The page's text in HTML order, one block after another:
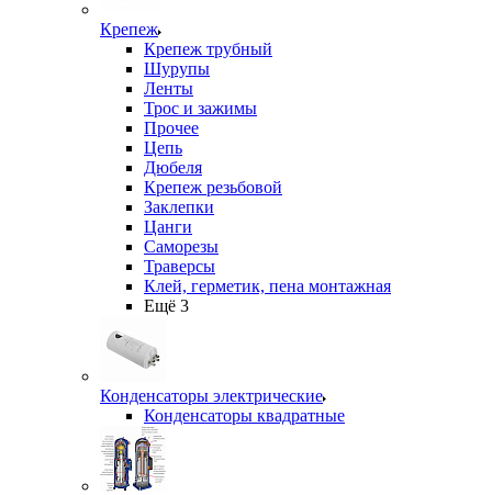
Крепеж
Крепеж трубный
Шурупы
Ленты
Трос и зажимы
Прочее
Цепь
Дюбеля
Крепеж резьбовой
Заклепки
Цанги
Саморезы
Траверсы
Клей, герметик, пена монтажная
Ещё 3
Конденсаторы электрические
Конденсаторы квадратные